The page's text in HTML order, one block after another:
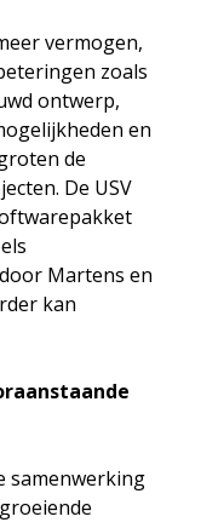
vermogen,
zoals
ontwerp,
en
de
De USV
Martens en
kan
samenwerking